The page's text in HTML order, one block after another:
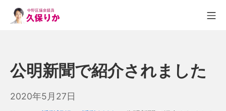
公明新聞で紹介されました
2020年5月27日